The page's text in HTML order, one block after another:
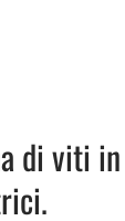
di viti in